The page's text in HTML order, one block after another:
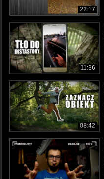
22:17
11:36
08:42